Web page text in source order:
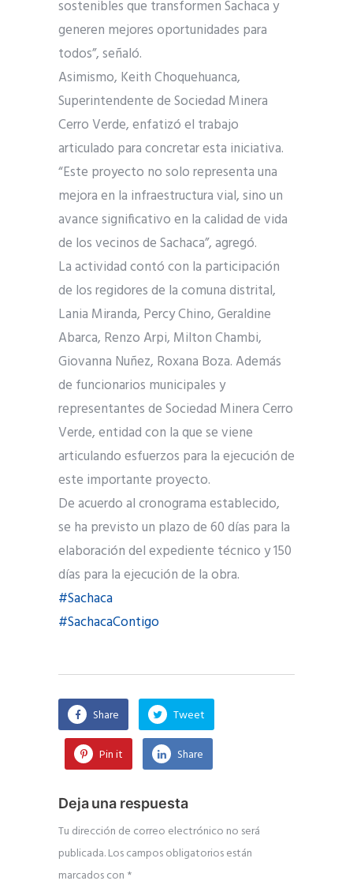
sostenibles que transformen Sachaca y
generen mejores oportunidades para
todos”, señaló.
Asimismo, Keith Choquehuanca,
Superintendente de Sociedad Minera
Cerro Verde, enfatizó el trabajo
articulado para concretar esta iniciativa.
“Este proyecto no solo representa una
mejora en la infraestructura vial, sino un
avance significativo en la calidad de vida
de los vecinos de Sachaca”, agregó.
La actividad contó con la participación
de los regidores de la comuna distrital,
Lania Miranda, Percy Chino, Geraldine
Abarca, Renzo Arpi, Milton Chambi,
Giovanna Nuñez, Roxana Boza. Además
de funcionarios municipales y
representantes de Sociedad Minera Cerro
Verde, entidad con la que se viene
articulando esfuerzos para la ejecución de
este importante proyecto.
De acuerdo al cronograma establecido,
se ha previsto un plazo de 60 días para la
elaboración del expediente técnico y 150
días para la ejecución de la obra.
#Sachaca
#SachacaContigo
Share Tweet
Pin it Share
Deja una respuesta
Tu dirección de correo electrónico no será
publicada.Los campos obligatorios están
marcados con *